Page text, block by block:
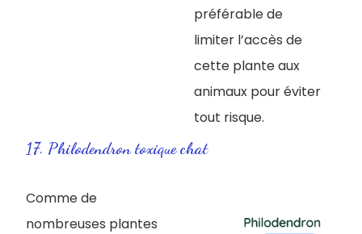
préférable de
limiter l’accès de
cette plante aux
animaux pour éviter
tout risque.
17. Philodendron toxique chat
Comme de
nombreuses plantes